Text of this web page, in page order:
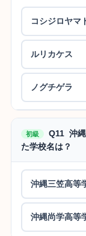
コシジロヤマ
ルリカケス
ノグチゲラ
初級
Q11 沖
た学校名は？
沖縄三笠高等
沖縄尚学高等